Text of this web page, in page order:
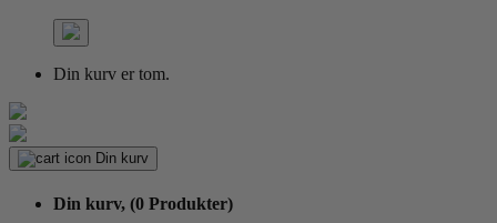
Din kurv er tom.
Din kurv
Din kurv, (0 Produkter)